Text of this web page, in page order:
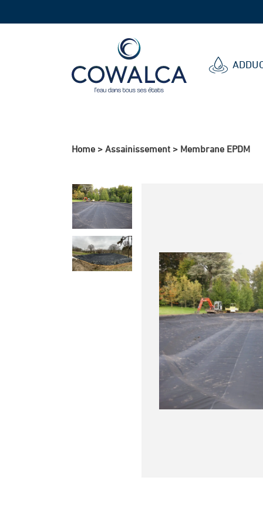
Home > Assainissement > Membrane EPDM